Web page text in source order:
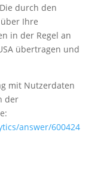
durch den
Ihre
in der Regel an
übertragen und
mit Nutzerdaten
der
answer/600424